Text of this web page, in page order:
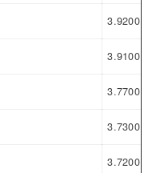
3.9200
3.9100
3.7700
3.7300
3.7200